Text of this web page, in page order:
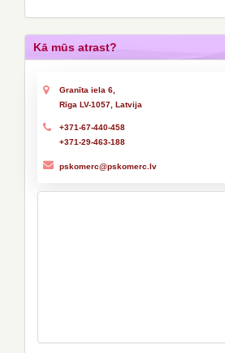
Kā mūs atrast?
Granīta iela 6,
Rīga LV-1057, Latvija
+371-67-440-458
+371-29-463-188
pskomerc@pskomerc.lv